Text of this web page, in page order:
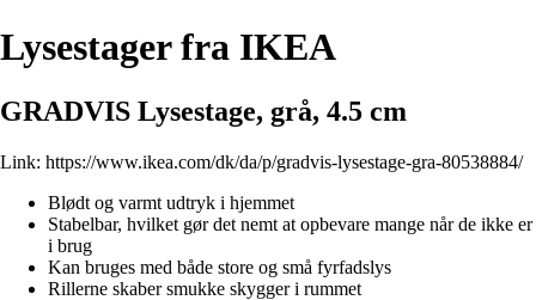
Lysestager fra IKEA
GRADVIS Lysestage, grå, 4.5 cm
Link: https://www.ikea.com/dk/da/p/gradvis-lysestage-gra-80538884/
Blødt og varmt udtryk i hjemmet
Stabelbar, hvilket gør det nemt at opbevare mange når de ikke er
i brug
Kan bruges med både store og små fyrfadslys
Rillerne skaber smukke skygger i rummet